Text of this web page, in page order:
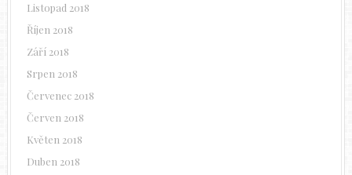
Listopad 2018
Říjen 2018
Září 2018
Srpen 2018
Červenec 2018
Červen 2018
Květen 2018
Duben 2018